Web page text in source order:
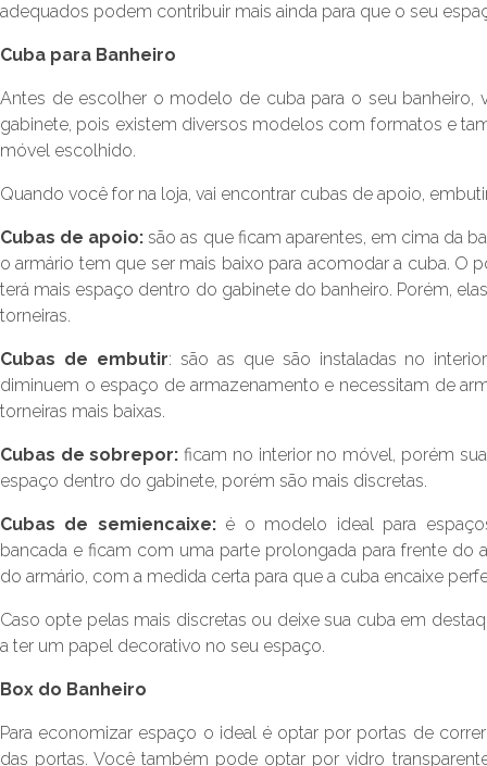
adequados podem contribuir mais ainda para que o seu
Cuba para Banheiro
Antes de escolher o modelo de cuba para o seu
gabinete, pois existem diversos modelos com formatos e
móvel escolhido.
Quando você for na loja, vai encontrar cubas de apoio,
Cubas de apoio: são as que ficam aparentes, em cima da
o armário tem que ser mais baixo para acomodar a cuba. O
terá mais espaço dentro do gabinete do banheiro. Porém,
torneiras.
Cubas de embutir: são as que são instaladas no
diminuem o espaço de armazenamento e necessitam de
torneiras mais baixas.
Cubas de sobrepor: ficam no interior no móvel, porém
espaço dentro do gabinete, porém são mais discretas.
Cubas de semiencaixe:é o modelo ideal para
bancada e ficam com uma parte prolongada para frente do
do armário, com a medida certa para que a cuba encaixe
Caso opte pelas mais discretas ou deixe sua cuba em
a ter um papel decorativo no seu espaço.
Box do Banheiro
Para economizar espaço o ideal é optar por portas de
das portas. Você também pode optar por vidro